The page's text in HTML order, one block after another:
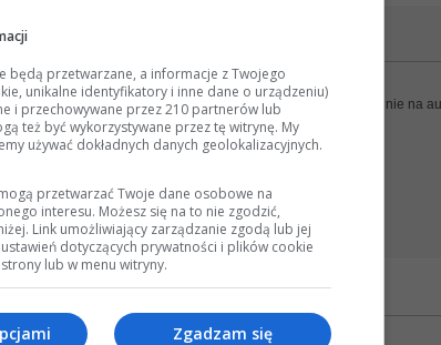
39s »
poprzedni wpis trochę zniechęca.
się dało to 180km/h reszta zgodnie z przepisami, generalnie na
max 90km/h.
co zatankowałem na stacji benzynowej.
będą przetwarzane, a informacje z Twojego
unikalne identyfikatory i inne dane o urządzeniu)
i przechowywane przez 210 partnerów lub
też być wykorzystywane przez tę witrynę. My
używać dokładnych danych geolokalizacyjnych.
przetwarzać Twoje dane osobowe na
interesu. Możesz się na to nie zgodzić,
Link umożliwiający zarządzanie zgodą lub jej
dotyczących prywatności i plików cookie
lub w menu witryny.
Zgadzam się